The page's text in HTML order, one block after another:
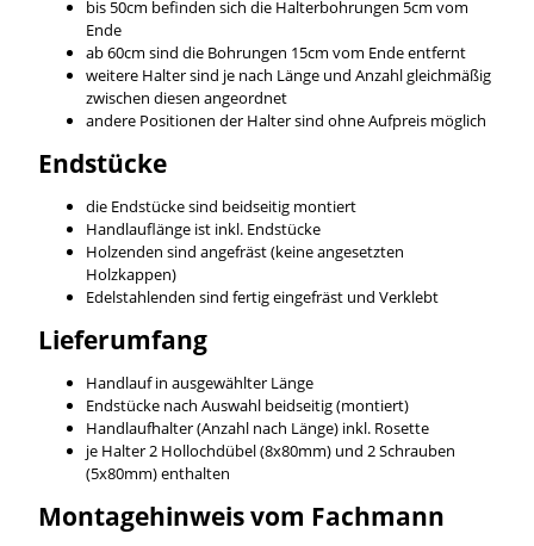
bis 50cm befinden sich die Halterbohrungen 5cm vom
Ende
ab 60cm sind die Bohrungen 15cm vom Ende entfernt
weitere Halter sind je nach Länge und Anzahl gleichmäßig
zwischen diesen angeordnet
andere Positionen der Halter sind ohne Aufpreis möglich
Endstücke
die Endstücke sind beidseitig montiert
Handlauflänge ist inkl. Endstücke
Holzenden sind angefräst (keine angesetzten
Holzkappen)
Edelstahlenden sind fertig eingefräst und Verklebt
Lieferumfang
Handlauf in ausgewählter Länge
Endstücke nach Auswahl beidseitig (montiert)
Handlaufhalter (Anzahl nach Länge) inkl. Rosette
je Halter 2 Hollochdübel (8x80mm) und 2 Schrauben
(5x80mm) enthalten
Montagehinweis vom Fachmann